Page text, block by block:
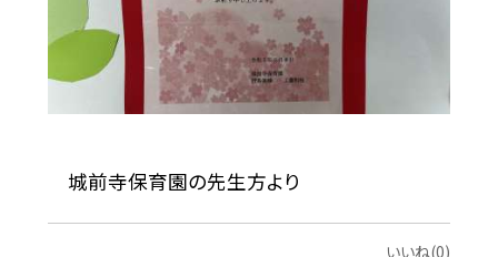
城前寺保育園の先生方より
いいね(0)